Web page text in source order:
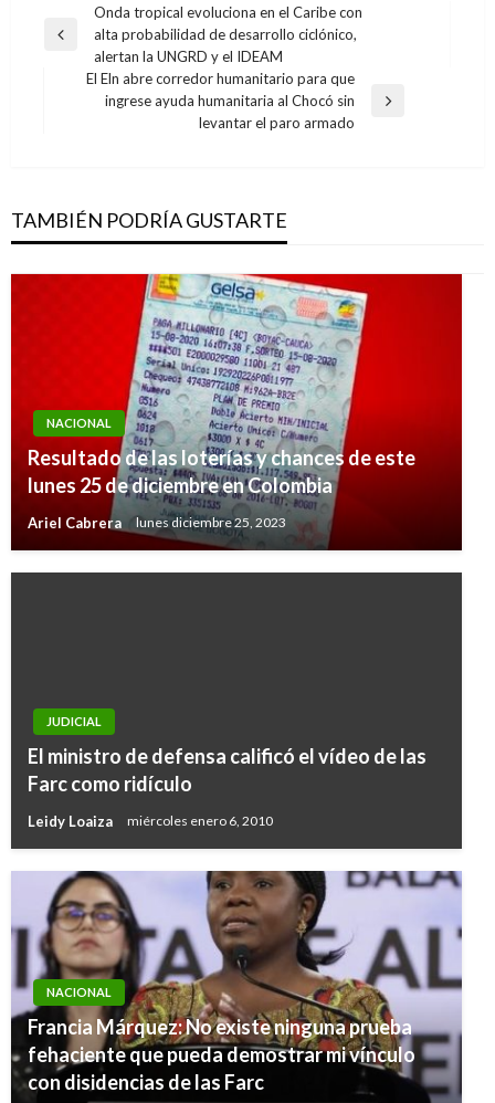
Navegación
de
entradas
Entrada
anterior
Onda tropical evoluciona en el Caribe con
alta probabilidad de desarrollo ciclónico,
alertan la UNGRD y el IDEAM
Entrada
El Eln abre corredor humanitario para que
ingrese ayuda humanitaria al Chocó sin
levantar el paro armado
TAMBIÉN PODRÍA GUSTARTE
NACIONAL
Resultado de las loterías y chances de este
lunes 25 de diciembre en Colombia
Ariel Cabrera lunes diciembre 25, 2023
JUDICIAL
El ministro de defensa calificó el vídeo de las
Farc como ridículo
Leidy Loaiza miércoles enero 6, 2010
NACIONAL
Francia Márquez: No existe ninguna prueba
fehaciente que pueda demostrar mi vínculo
con disidencias de las Farc